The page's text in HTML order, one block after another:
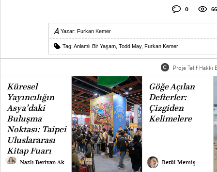
0
Yazar: Furkan Kemer
Tag: Anlamlı Bir Yaşam Todd May, Furkan Kemer
Proje Telif Hakkı
Küresel
Yayıncılığın
Asya’daki
Buluşma
Noktası: Taipei
Uluslararası
Kitap Fuarı
Nazlı Berivan Ak
Göğe Açılan
Defterler:
Çizgiden
Kelimelere
Betül Memiş